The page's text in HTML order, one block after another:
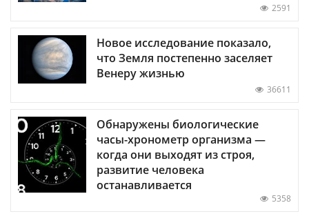
2591
Новое исследование показало,
что Земля постепенно заселяет
Венеру жизнью
36611
Обнаружены биологические
часы-хронометр организма —
когда они выходят из строя,
развитие человека
останавливается
5358